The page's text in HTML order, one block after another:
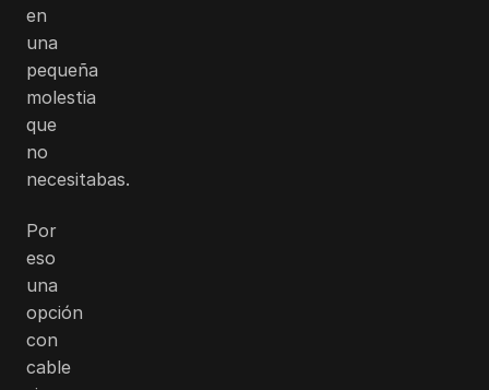
en
una
pequeña
molestia
que
no
necesitabas.
Por
eso
una
opción
con
cable